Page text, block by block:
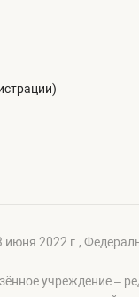
2022 г.,
учреждение –